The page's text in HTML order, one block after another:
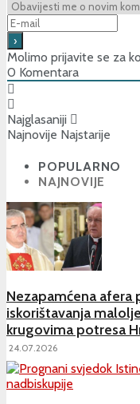
Molimo prijavite se za
0 Komentara
Najglasaniji
Najnovije Najstarije
POPULARNO
NAJNOVIJE
Nezapamćena afera
iskorištavanja
krugovima potresa
24.07.2026